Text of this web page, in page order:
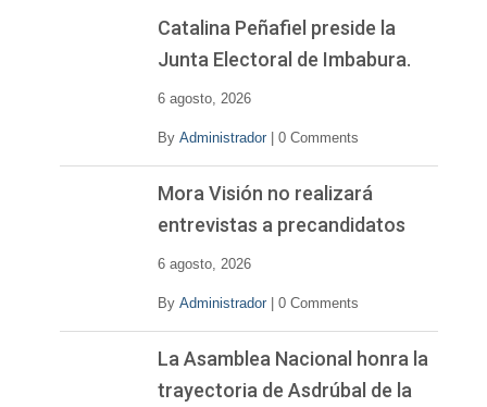
Catalina Peñafiel preside la
Junta Electoral de Imbabura.
6 agosto, 2026
By Administrador 0 Comments
Mora Visión no realizará
entrevistas a precandidatos
6 agosto, 2026
By Administrador 0 Comments
La Asamblea Nacional honra la
trayectoria de Asdrúbal de la